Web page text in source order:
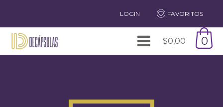
LOGIN FAVORITOS
$0,00 0